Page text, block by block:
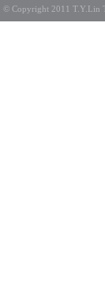
© Copyright 2011 T.Y.Lin